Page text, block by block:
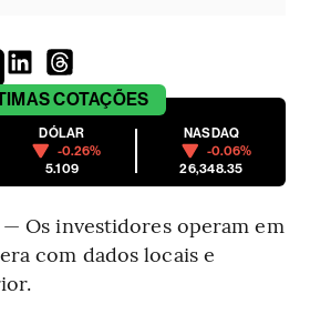
COTAÇÕES
DÓLAR
-0.26%
5.109
NASDAQ
-0.06%
26,348.35
Os investidores operam em
com dados locais e